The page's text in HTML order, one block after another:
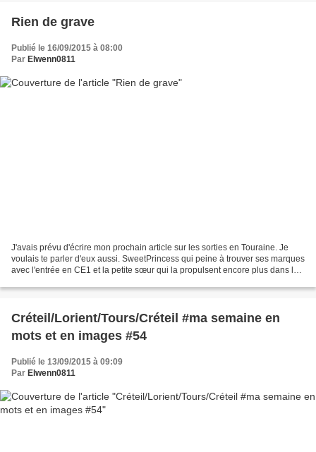
Rien de grave
Publié le 16/09/2015 à 08:00
Par Elwenn0811
J'avais prévu d'écrire mon prochain article sur les sorties en Touraine. Je
voulais te parler d'eux aussi. SweetPrincess qui peine à trouver ses marques
avec l'entrée en CE1 et la petite sœur qui la propulsent encore plus dans la
Créteil/Lorient/Tours/Créteil #ma semaine en
mots et en images #54
Publié le 13/09/2015 à 09:09
Par Elwenn0811